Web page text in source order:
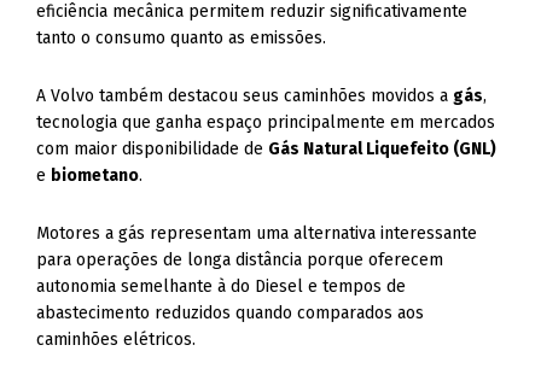
eficiência mecânica permitem reduzir significativamente
tanto o consumo quanto as emissões.
A Volvo também destacou seus caminhões movidos a gás,
tecnologia que ganha espaço principalmente em mercados
com maior disponibilidade de Gás Natural Liquefeito (GNL)
e biometano.
Motores a gás representam uma alternativa interessante
para operações de longa distância porque oferecem
autonomia semelhante à do Diesel e tempos de
abastecimento reduzidos quando comparados aos
caminhões elétricos.